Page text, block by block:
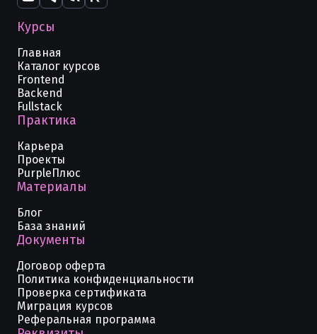
Курсы
Главная
Каталог курсов
Frontend
Backend
Fullstack
Практика
Карьера
Проекты
PurpleПлюс
Материалы
Блог
База знаний
Документы
Договор оферта
Политика конфиденциальности
Проверка сертификата
Миграция курсов
Реферальная программа